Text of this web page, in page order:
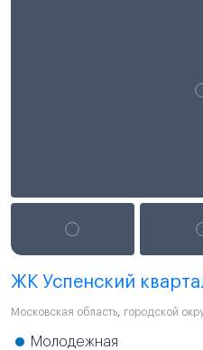
ЖК Успенский
Московская область, городской
Молодежная